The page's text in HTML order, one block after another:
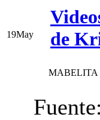
19May
de
MABELITA
Fuente: